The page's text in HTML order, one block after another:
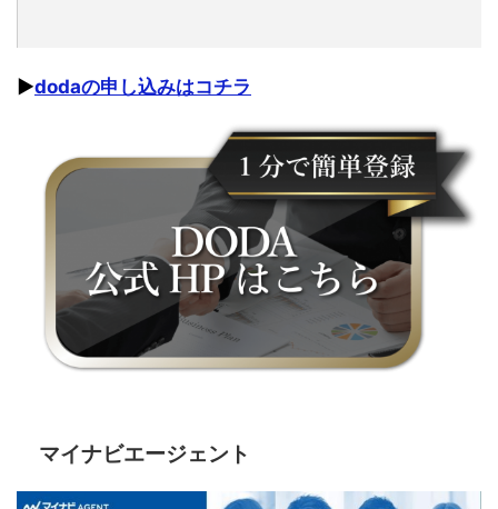
▶︎dodaの申し込みはコチラ
マイナビエージェント